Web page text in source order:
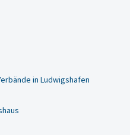
in Ludwigshafen